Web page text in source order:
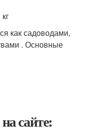
как садоводами,
. Основные
сайте: